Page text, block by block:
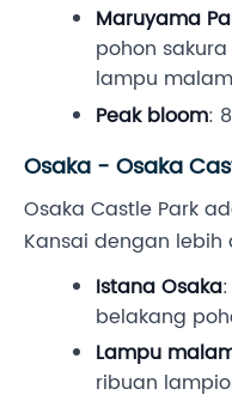
Maruyama
pohon
lampu
Peak bloom:
Osaka - Osaka
Osaka Castle Park
Kansai dengan lebih
Istana Osaka
belakang
Lampu
ribuan